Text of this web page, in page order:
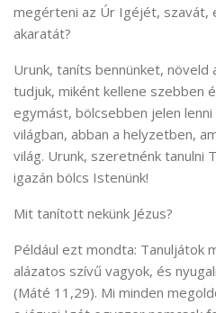
megérteni az Úr Igéjét, szavát,
akaratát?
Urunk, taníts bennünket, növeld
tudjuk, miként kellene szebben
egymást, bölcsebben jelen
világban, abban a helyzetben,
világ. Urunk, szeretnénk tanulni
igazán bölcs Istenünk!
Mit tanított nekünk Jézus?
Például ezt mondta: Tanuljátok
alázatos szívű vagyok, és
(Máté 11,29). Mi minden